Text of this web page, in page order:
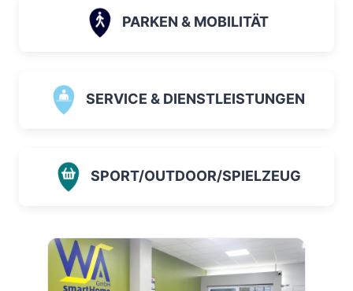
PARKEN & MOBILITÄT
SERVICE & DIENSTLEISTUNGEN
SPORT/OUTDOOR/SPIELZEUG